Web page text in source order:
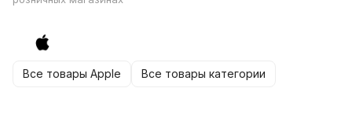
Все товары Apple Все товары категории